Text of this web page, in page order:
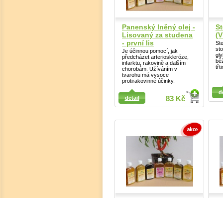
Panenský lněný olej -
Lisovaný za studena
- první lis
Je účinnou pomocí, jak
předcházet arterioskleróze,
infarktu, rakovině a dalším
chorobám. Užíváním v
tvarohu má vysoce
protirakovinné účinky.
83 Kč
detail
Detail